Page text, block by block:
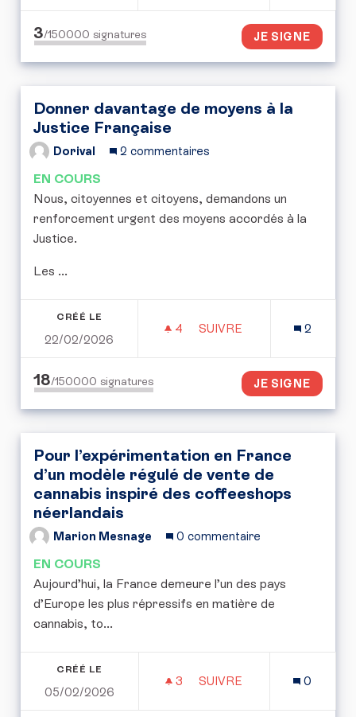
3/150000 signatures JE SIGNE
Donner davantage de moyens à la
Justice Française
Dorival 2 commentaires
EN COURS
Nous, citoyennes et citoyens, demandons un
renforcement urgent des moyens accordés à la
Justice.
Les ...
CRÉÉ LE
22/02/2026
4 4 ABONNÉS
SUIVRE
2
18/150000 signatures JE SIGNE
Pour l’expérimentation en France
d’un modèle régulé de vente de
cannabis inspiré des coffeeshops
néerlandais
Marion Mesnage 0 commentaire
EN COURS
Aujourd’hui, la France demeure l’un des pays
d’Europe les plus répressifs en matière de
cannabis, to...
CRÉÉ LE
05/02/2026
3 3 ABONNÉS
SUIVRE
0